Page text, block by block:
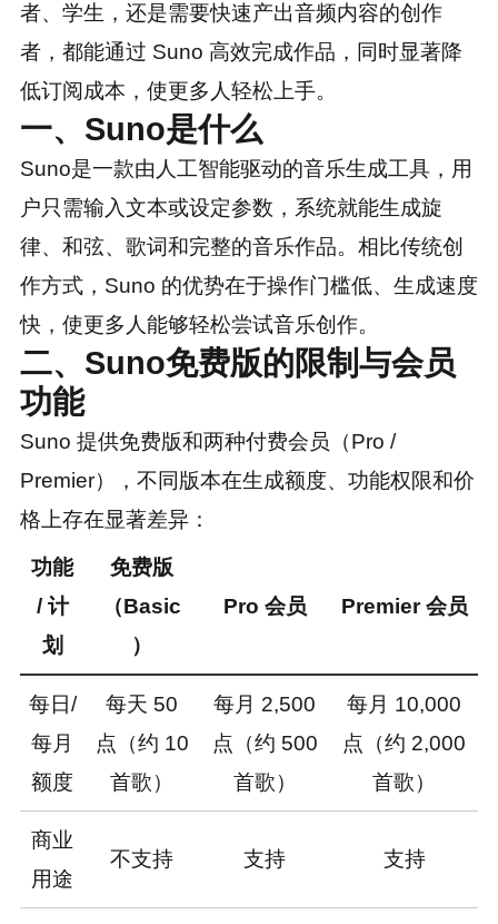
者、学生，还是需要快速产出音频内容的创作
者，都能通过 Suno 高效完成作品，同时显著降
低订阅成本，使更多人轻松上手。
一、Suno是什么
Suno是一款由人工智能驱动的音乐生成工具，用
户只需输入文本或设定参数，系统就能生成旋
律、和弦、歌词和完整的音乐作品。相比传统创
作方式，Suno 的优势在于操作门槛低、生成速度
快，使更多人能够轻松尝试音乐创作。
二、Suno免费版的限制与会员
功能
Suno 提供免费版和两种付费会员（Pro /
Premier），不同版本在生成额度、功能权限和价
格上存在显著差异：
功能
/ 计
划
免费版
（Basic
）
Pro 会员 Premier 会员
每日/
每月
额度
每天 50
点（约 10
首歌）
每月 2,500
点（约 500
首歌）
每月 10,000
点（约 2,000
首歌）
商业
用途
不支持 支持 支持